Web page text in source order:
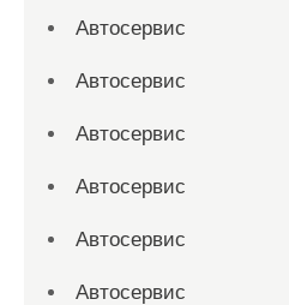
Автосервис
Автосервис
Автосервис
Автосервис
Автосервис
Автосервис